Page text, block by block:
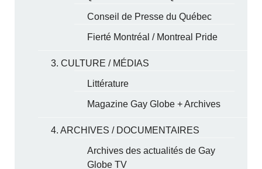
Conseil de Presse du Québec
Fierté Montréal / Montreal Pride
3. CULTURE / MÉDIAS
Littérature
Magazine Gay Globe + Archives
4. ARCHIVES / DOCUMENTAIRES
Archives des actualités de Gay
Globe TV